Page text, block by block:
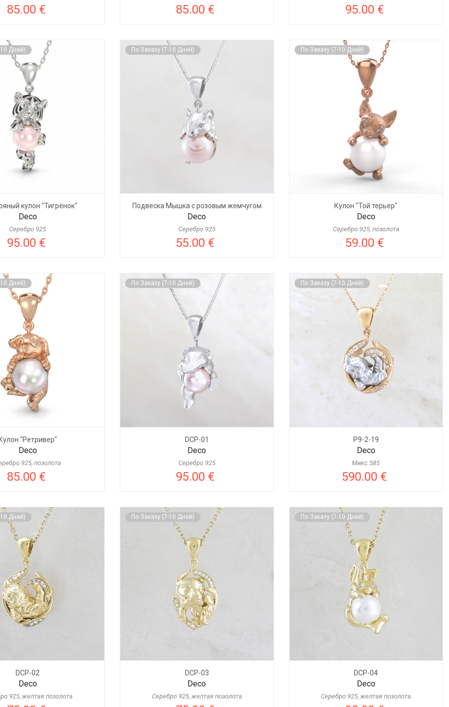
85.00 € 85.00 € 95.00 €
Дней)
кулон "Тигрёнок"
Deco
Серебро 925
95.00 €
По Заказу (7-10 Дней)
Подвеска Мышка с розовым жемчугом
Deco
Серебро 925
55.00 €
По Заказу (7-10 Дней)
Кулон "Той терьер"
Deco
Серебро 925, позолота
59.00 €
Дней)
Кулон "Ретривер"
Deco
925, позолота
85.00 €
По Заказу (7-10 Дней)
DCP-01
Deco
Серебро 925
95.00 €
По Заказу (7-10 Дней)
P9-2-19
Deco
Микс 585
590.00 €
Дней)
DCP-02
Deco
925, желтая позолота
По Заказу (7-10 Дней)
DCP-03
Deco
Серебро 925, желтая позолота
По Заказу (7-10 Дней)
DCP-04
Deco
Серебро 925, желтая позолота